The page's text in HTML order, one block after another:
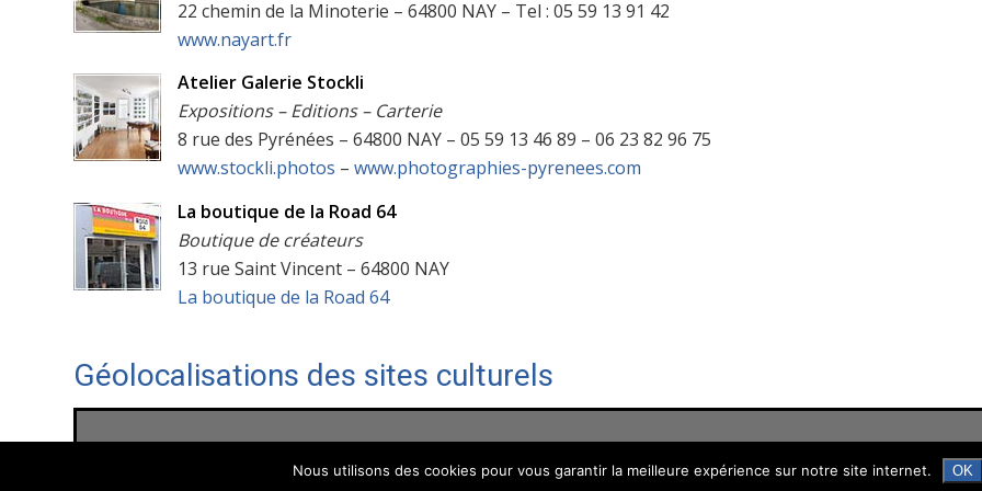
22 chemin de la Minoterie – 64800 NAY – Tel : 05 59 13 91 42
www.nayart.fr
Atelier Galerie Stockli
Expositions – Editions – Carterie
8 rue des Pyrénées – 64800 NAY – 05 59 13 46 89 – 06 23 82 96 75
www.stockli.photos – www.photographies-pyrenees.com
La boutique de la Road 64
Boutique de créateurs
13 rue Saint Vincent – 64800 NAY
La boutique de la Road 64
Géolocalisations des sites culturels
Nous utilisons des cookies pour vous garantir la meilleure expérience sur notre site internet. OK